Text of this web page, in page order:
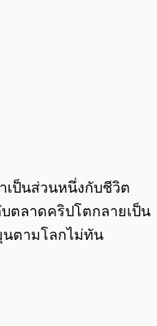
เป็นส่วนหนึ่งกับชีวิต
ตลาดคริปโตกลายเป็น
นตามโลกไม่ทัน